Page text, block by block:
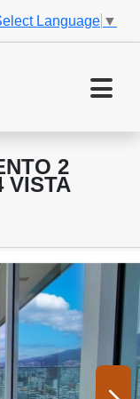
Language ▼
2
VISTA